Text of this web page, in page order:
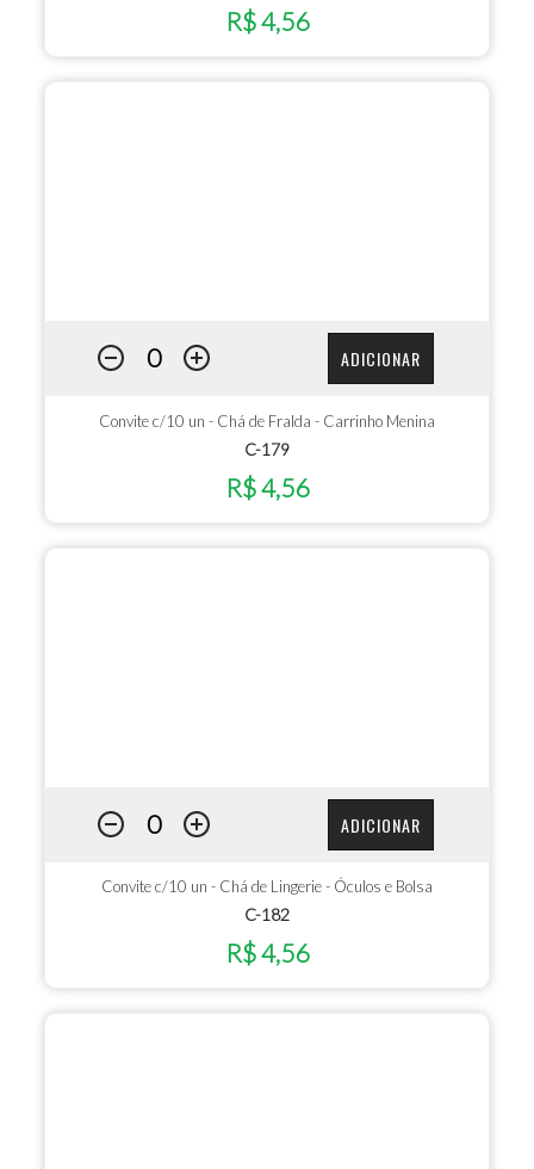
R$ 4,56
ADICIONAR
Convite c/10 un - Chá de Fralda - Carrinho Menina
C-179
R$ 4,56
ADICIONAR
Convite c/10 un - Chá de Lingerie - Óculos e Bolsa
C-182
R$ 4,56